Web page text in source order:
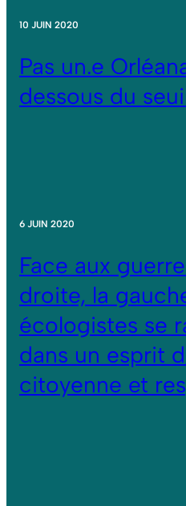
10 JUIN 2020
Pas un.e
dessous du
6 JUIN 2020
Face aux
droite, la
écologistes se
dans un esprit
citoyenne et